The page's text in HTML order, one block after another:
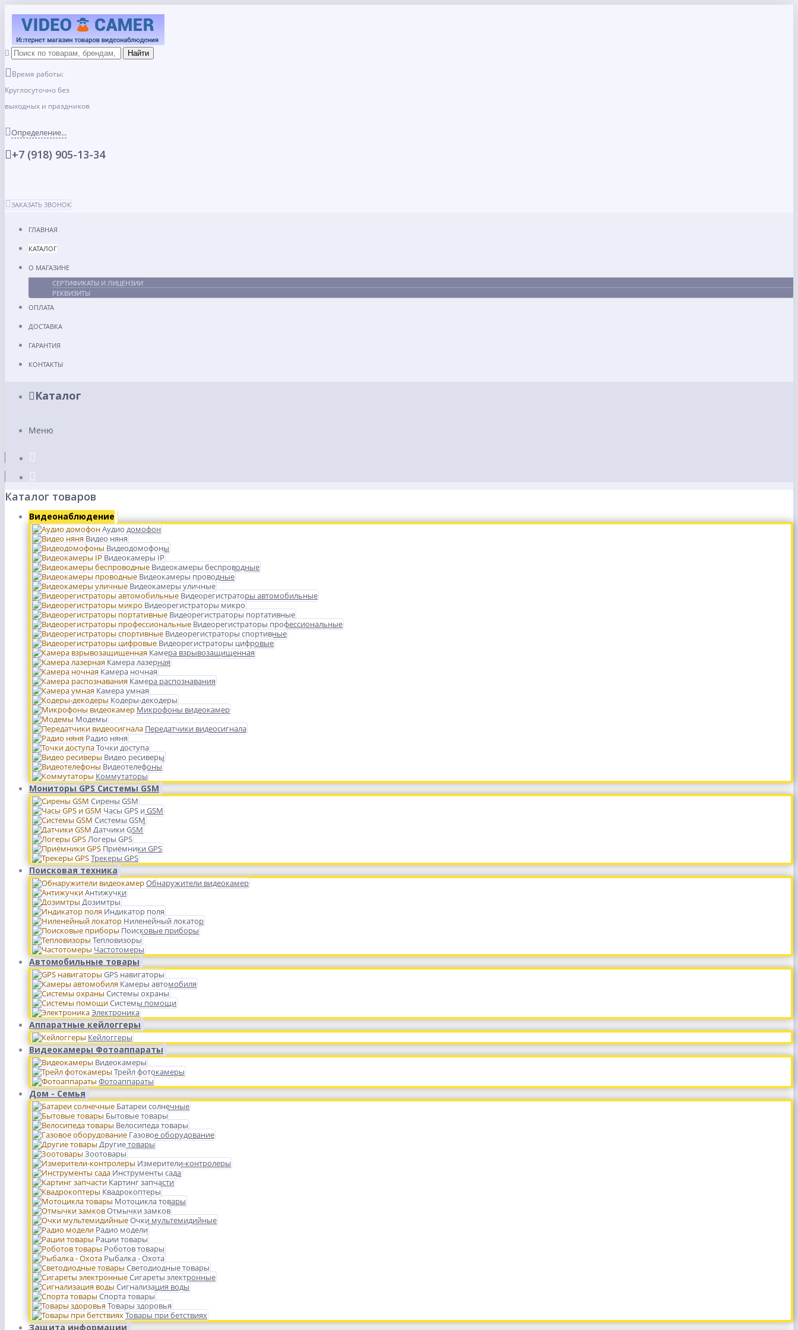
Время работы:
Круглосуточно без
выходных и праздников
Определение...
+7 (918) 905-13-34
ЗАКАЗАТЬ ЗВОНОК
ГЛАВНАЯ
КАТАЛОГ
О МАГАЗИНЕ
СЕРТИФИКАТЫ И ЛИЦЕНЗИИ
РЕКВИЗИТЫ
ОПЛАТА
ДОСТАВКА
ГАРАНТИЯ
КОНТАКТЫ
Каталог
Меню
Каталог товаров
Видеонаблюдение
Аудио домофон
Видео няня
Видеодомофоны
Видеокамеры IP
Видеокамеры беспроводные
Видеокамеры проводные
Видеокамеры уличные
Видеорегистраторы автомобильные
Видеорегистраторы микро
Видеорегистраторы портативные
Видеорегистраторы профессиональные
Видеорегистраторы спортивные
Видеорегистраторы цифровые
Камера взрывозащищенная
Камера лазерная
Камера ночная
Камера распознавания
Камера умная
Кодеры-декодеры
Микрофоны видеокамер
Модемы
Передатчики видеосигнала
Радио няня
Точки доступа
Видео ресиверы
Видеотелефоны
Коммутаторы
Мониторы GPS Системы GSM
Сирены GSM
Часы GPS и GSM
Системы GSM
Датчики GSM
Логеры GPS
Приёмники GPS
Трекеры GPS
Поисковая техника
Обнаружители видеокамер
Антижучки
Дозимтры
Индикатор поля
Ниленейный локатор
Поисковые приборы
Тепловизоры
Частотомеры
Автомобильные товары
GPS навигаторы
Камеры автомобиля
Системы охраны
Системы помощи
Электроника
Аппаратные кейлоггеры
Кейлоггеры
Видеокамеры Фотоаппараты
Видеокамеры
Трейл фотокамеры
Фотоаппараты
Дом - Семья
Батареи солнечные
Бытовые товары
Велосипеда товары
Газовое оборудование
Другие товары
Зоотовары
Измерители-контролеры
Инструменты сада
Картинг запчасти
Квадрокоптеры
Мотоцикла товары
Отмычки замков
Очки мультемидийные
Радио модели
Рации товары
Роботов товары
Рыбалка - Охота
Светодиодные товары
Сигареты электронные
Сигнализация воды
Спорта товары
Товары здоровья
Товары при бетствиях
Защита информации